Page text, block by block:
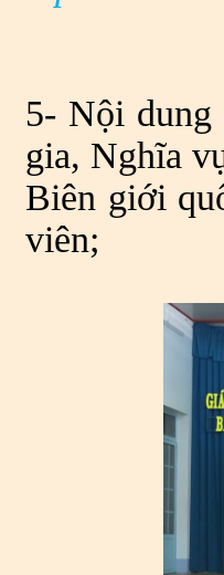
5- Nội dung
gia, Nghĩa
Biên giới
viên;